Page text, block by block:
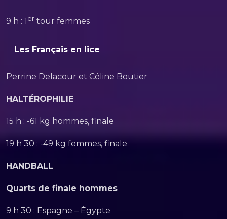
9 h : 1 er tour femmes
Les Français en lice
Perrine Delacour et Céline Boutier
HALTÉROPHILIE
15 h : -61 kg hommes, finale
19 h 30 : -49 kg femmes, finale
HANDBALL
Quarts de finale hommes
9 h 30 : Espagne – Égypte